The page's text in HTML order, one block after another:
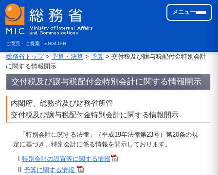
ご意見・ご提案 ENGLISH
メニュー
総務省トップ> 予算・決算> 予算> 交付税及び譲与税配付金特別会計
に関する情報開示
交付税及び譲与税配付金特別会計に関する情報開示
内閣府、総務省及び財務省所管
交付税及び譲与税配付金特別会計に関する情報開示
「特別会計に関する法律」（平成19年法律第23号）第20条の規
定に基づき、特別会計に係る情報を開示しております。
特別会計の設置等に関する情報
予算に関する情報